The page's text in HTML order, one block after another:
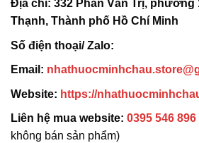
Địa chỉ: 332 Phan Văn Trị, phường
Thạnh, Thành phố Hồ Chí Minh
Số điện thoại/ Zalo:
Email:
Website: https://
Liên hệ mua website: 0395 546 896
không bán sản phẩm)